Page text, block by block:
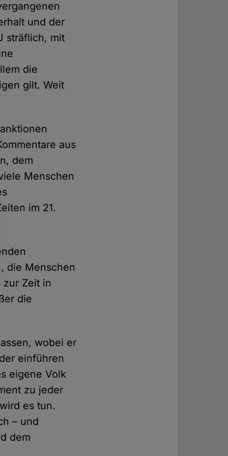
und der
sträflich, mit
die
gilt. Weit
aus
dem
Menschen
im 21.
die Menschen
Zeit in
die
wobei er
einführen
eigene Volk
zu jeder
es tun.
– und
dem